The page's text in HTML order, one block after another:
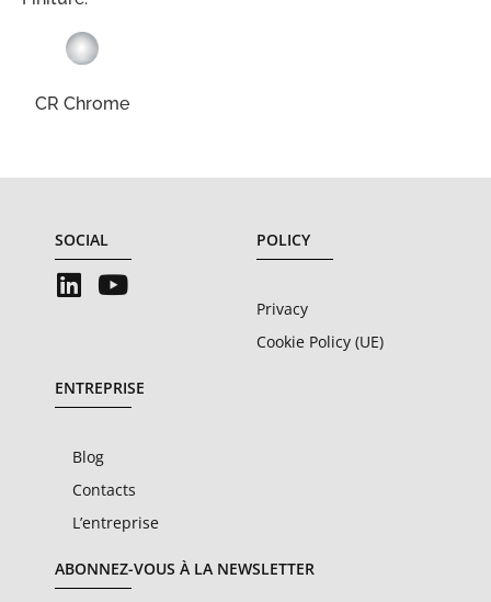
CR Chrome
SOCIAL POLICY
Privacy
Cookie Policy (UE)
ENTREPRISE
Blog
Contacts
L’entreprise
ABONNEZ-VOUS À LA NEWSLETTER